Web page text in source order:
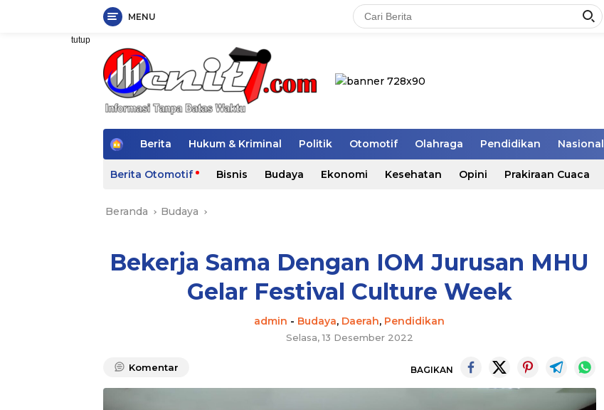
MENU
tutup
H
m
e
Berita Hukum & Kriminal Politik Otomotif Olahraga Pendidikan Nasional
Berita Otomotif Bisnis Budaya Ekonomi Kesehatan Opini Prakiraan Cuaca
Beranda Budaya
Bekerja Sama Dengan IOM Jurusan MHU
Gelar Festival Culture Week
admin - Budaya, Daerah, Pendidikan
Selasa, 13 Desember 2022
Komentar BAGIKAN